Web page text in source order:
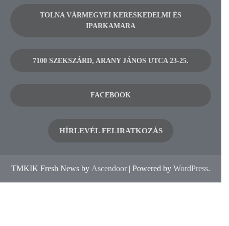
TOLNA VÁRMEGYEI KERESKEDELMI ÉS
IPARKAMARA
7100 SZEKSZÁRD, ARANY JÁNOS UTCA 23-25.
FACEBOOK
HÍRLEVÉL FELIRATKOZÁS
TMKIK Fresh News by Ascendoor | Powered by WordPress.